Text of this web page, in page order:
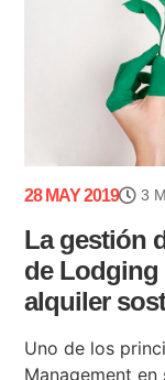
28 MAY 2019 3
La gestión
de Lodging
alquiler
Uno de los
Management